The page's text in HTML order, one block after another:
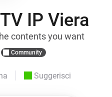
IP Viera
contents you want
Community
Suggerisci